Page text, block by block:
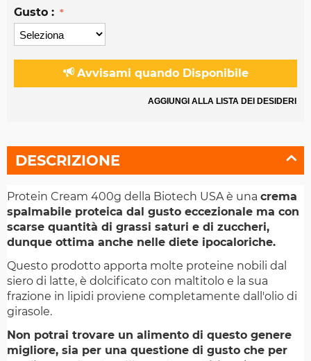
Gusto :
Avvisami quando Disponibile
AGGIUNGI ALLA LISTA DEI DESIDERI
DESCRIZIONE
Protein Cream 400g della Biotech USA è una crema
spalmabile proteica dal gusto eccezionale ma con
scarse quantità di grassi saturi e di zuccheri,
dunque ottima anche nelle diete ipocaloriche.
Questo prodotto apporta molte proteine nobili dal
siero di latte, è dolcificato con maltitolo e la sua
frazione in lipidi proviene completamente dall'olio di
girasole.
Non potrai trovare un alimento di questo genere
migliore, sia per una questione di gusto che per